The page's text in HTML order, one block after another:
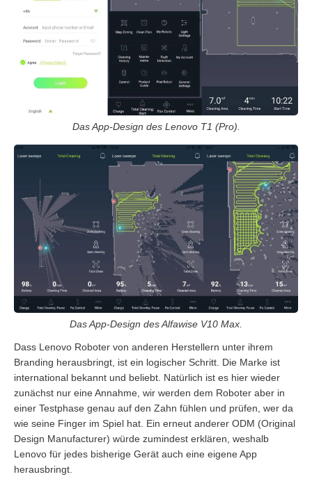
Das App-Design des Lenovo T1 (Pro).
Das App-Design des Alfawise V10 Max.
Dass Lenovo Roboter von anderen Herstellern unter ihrem
Branding herausbringt, ist ein logischer Schritt. Die Marke ist
international bekannt und beliebt. Natürlich ist es hier wieder
zunächst nur eine Annahme, wir werden dem Roboter aber in
einer Testphase genau auf den Zahn fühlen und prüfen, wer da
wie seine Finger im Spiel hat. Ein erneut anderer ODM (Original
Design Manufacturer) würde zumindest erklären, weshalb
Lenovo für jedes bisherige Gerät auch eine eigene App
herausbringt.